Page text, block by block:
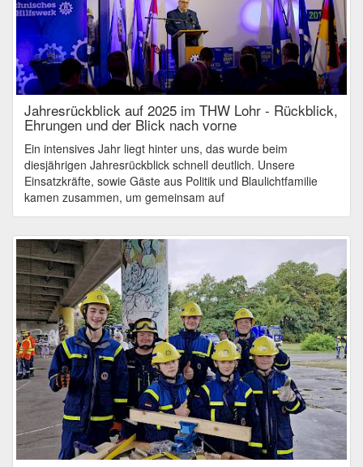
Jahresrückblick auf 2025 im THW Lohr - Rückblick,
Ehrungen und der Blick nach vorne
Ein intensives Jahr liegt hinter uns, das wurde beim
diesjährigen Jahresrückblick schnell deutlich. Unsere
Einsatzkräfte, sowie Gäste aus Politik und Blaulichtfamilie
kamen zusammen, um gemeinsam auf